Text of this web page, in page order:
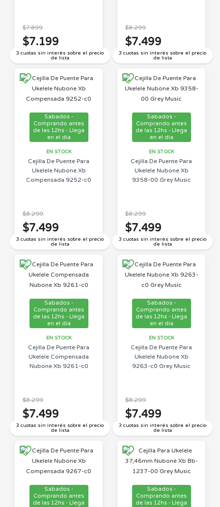
3 cuotas sin interés sobre el precio
de lista
$7.899
$7.199
3 cuotas sin interés sobre el precio
de lista
$8.299
$7.499
Sabados -
Comprando antes
de las 12hs - Llega
en el día
EN STOCK
Cejilla De Puente Para
Ukelele Nubone Xb
Compensada 9252-c0
3 cuotas sin interés sobre el precio
de lista
$8.299
$7.499
Sabados -
Comprando antes
de las 12hs - Llega
en el día
EN STOCK
Cejilla De Puente Para
Ukelele Nubone Xb
9358-00 Grey Music
3 cuotas sin interés sobre el precio
de lista
$8.299
$7.499
Sabados -
Comprando antes
de las 12hs - Llega
en el día
EN STOCK
Cejilla De Puente Para
Ukelele Compensada
Nubone Xb 9261-c0
3 cuotas sin interés sobre el precio
de lista
$8.299
$7.499
Sabados -
Comprando antes
de las 12hs - Llega
en el día
EN STOCK
Cejilla De Puente Para
Ukelele Nubone Xb
9263-c0 Grey Music
3 cuotas sin interés sobre el precio
de lista
$8.299
$7.499
Sabados -
Comprando antes
de las 12hs - Llega
Sabados -
Comprando antes
de las 12hs - Llega